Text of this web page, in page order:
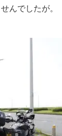
んでしたが。